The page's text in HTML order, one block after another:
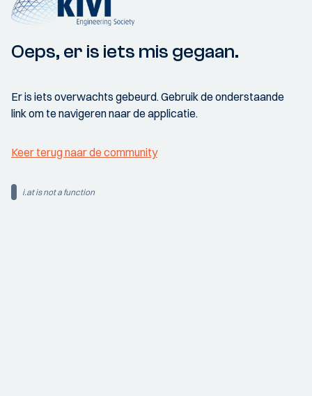
Oeps, er is iets mis gegaan.
Er is iets overwachts gebeurd. Gebruik de onderstaande
link om te navigeren naar de applicatie.
Keer terug naar de community
i.at is not a function